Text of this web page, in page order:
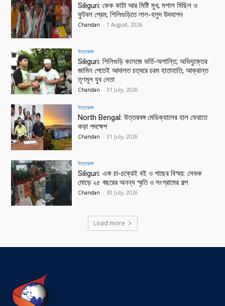
Siliguri: কেক কাটা আর মিষ্টি মুখ; মশাল মিছিল ও
ফুটবল প্রেম; শিলিগুড়িতে লাল-হলুদ উদযাপন
Chandan - 1 August, 2026
উত্তরবঙ্গ
Siliguri: শিলিগুড়ি কলেজে ভর্তি-অশান্তি; অভিযুক্তের
জামিন পেতেই আদালত চত্বরে চরম হাতাহাতি, আক্রান্ত
তৃণমূল যুব নেতা
Chandan - 31 July, 2026
উত্তরবঙ্গ
North Bengal: উত্তরবঙ্গ মেডিক্যালের হাল ফেরাতে
কড়া পদক্ষেপ
Chandan - 31 July, 2026
উত্তরবঙ্গ
Siliguri: এক চা-চক্রেই বই ও গাছের বিস্ময়: সেভক
মোড়ে ২৫ বছরের অনন্য স্মৃতি ও সংগ্রামের গল্প
Chandan - 30 July, 2026
Load more